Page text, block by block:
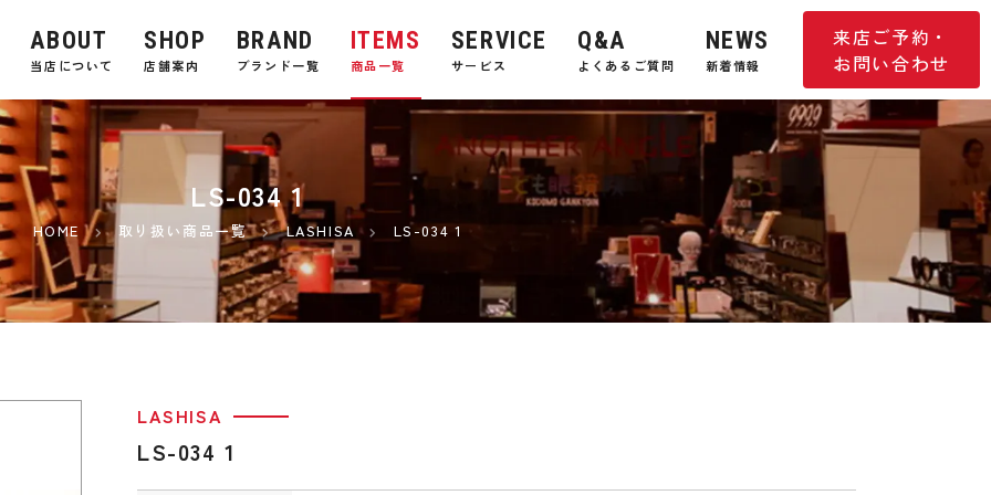
来店ご予約・
お問い合わせ
ABOUT
当店について
SHOP
店舗案内
BRAND
ブランド一覧
ITEMS
商品一覧
SERVICE
サービス
Q&A
よくあるご質問
NEWS
新着情報
LS-034 1
HOME 取り扱い商品一覧 LASHISA LS-034 1
LASHISA
LS-034 1